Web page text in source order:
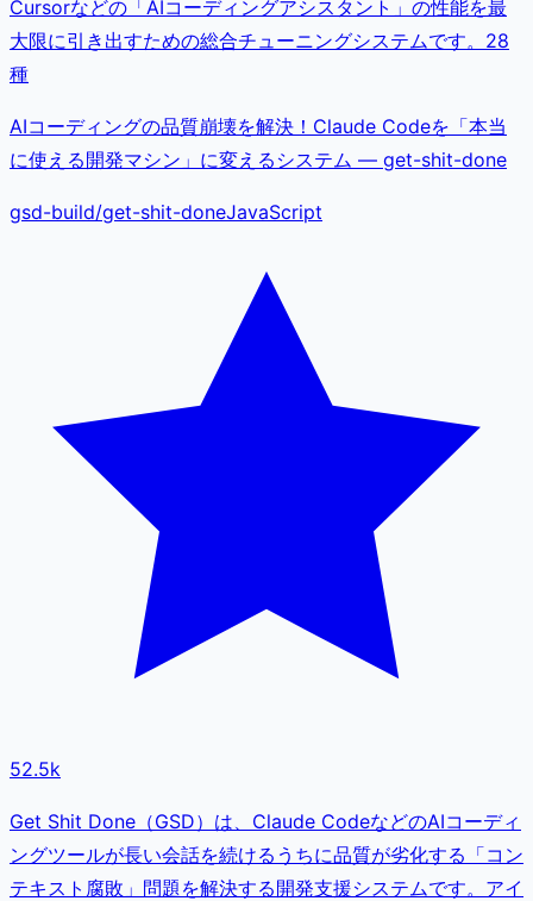
Cursorなどの「AIコーディングアシスタント」の性能を最
大限に引き出すための総合チューニングシステムです。28
種
AIコーディングの品質崩壊を解決！Claude Codeを「本当
に使える開発マシン」に変えるシステム — get-shit-done
gsd-build/get-shit-doneJavaScript
52.5k
Get Shit Done（GSD）は、Claude CodeなどのAIコーディ
ングツールが長い会話を続けるうちに品質が劣化する「コン
テキスト腐敗」問題を解決する開発支援システムです。アイ